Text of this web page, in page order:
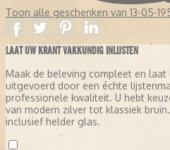
Toon alle geschenken van 13-05-
LAAT UW KRANT VAKKUNDIG INLIJSTEN
Maak de beleving compleet en laat
uitgevoerd door een échte
professionele kwaliteit. U hebt
van modern zilver tot klassiek
inclusief helder glas.